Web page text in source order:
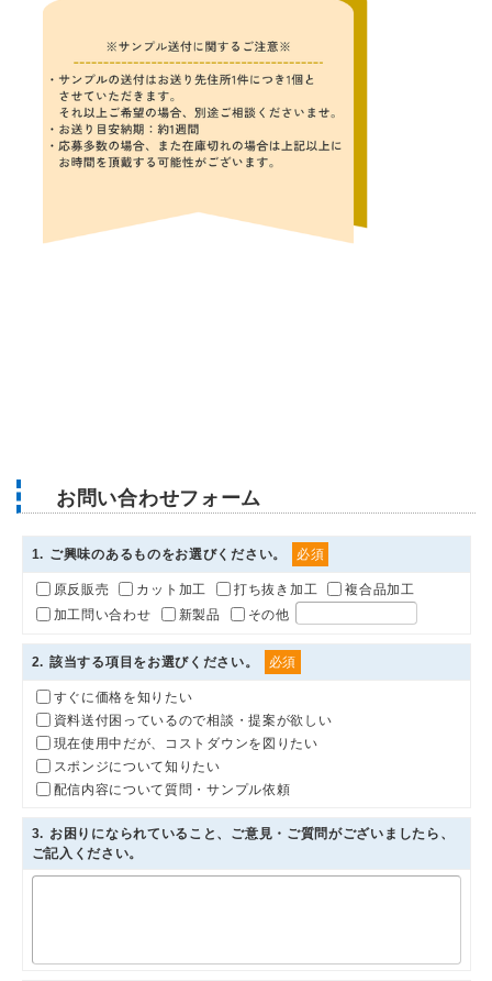
お問い合わせフォーム
1. ご興味のあるものをお選びください。 必須
原反販売 カット加工 打ち抜き加工
複合品加工
加工問い合わせ
新製品 その他
2. 該当する項目をお選びください。 必須
すぐに価格を知りたい
資料送付困っているので相談・提案が欲しい
現在使用中だが、コストダウンを図りたい
スポンジについて知りたい
配信内容について質問・サンプル依頼
3. お困りになられていること、ご意見・ご質問がございましたら、
ご記入ください。